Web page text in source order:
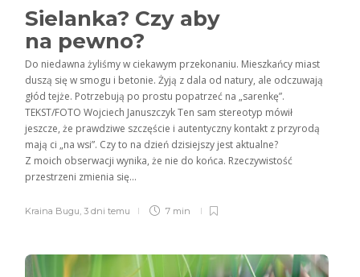
Sielanka? Czy aby
na pewno?
Do niedawna żyliśmy w ciekawym przekonaniu. Mieszkańcy miast
duszą się w smogu i betonie. Żyją z dala od natury, ale odczuwają
głód tejże. Potrzebują po prostu popatrzeć na „sarenkę”.
TEKST/FOTO Wojciech Januszczyk Ten sam stereotyp mówił
jeszcze, że prawdziwe szczęście i autentyczny kontakt z przyrodą
mają ci „na wsi”. Czy to na dzień dzisiejszy jest aktualne?
Z moich obserwacji wynika, że nie do końca. Rzeczywistość
przestrzeni zmienia się...
Kraina Bugu 3 dni temu 7 min